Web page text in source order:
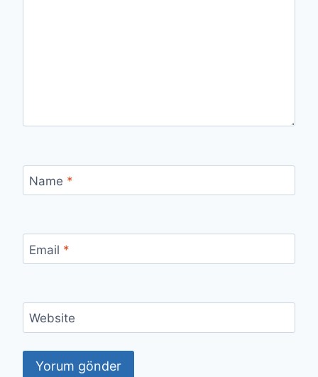
Name *
Email *
Website